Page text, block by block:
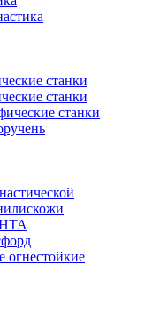
станки
станки
станки
огнестойкие